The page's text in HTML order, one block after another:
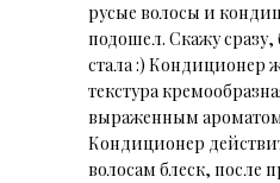
русые волосы и
подошел. Скажу
стала :) Кондиционер
текстура
выраженным
Кондиционер
волосам блеск, после